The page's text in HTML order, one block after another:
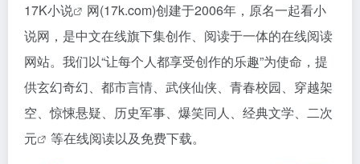
17K小说
网(17k.com)创建于2006年，原名一起看小
说网，是中文在线旗下集创作、阅读于一体的在线阅读
网站。我们以“让每个人都享受创作的乐趣”为使命，提
供玄幻奇幻、都市言情、武侠仙侠、青春校园、穿越架
空、惊悚悬疑、历史军事、爆笑同人、经典文学、 二次
元
等在线阅读以及免费下载。